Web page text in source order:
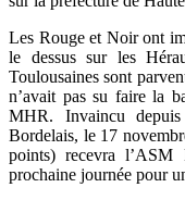
Les Rouge et Noir ont
le dessus sur les
Toulousaines sont
n’avait pas su faire la
MHR. Invaincu
Bordelais, le 17
points) recevra
prochaine journée pour